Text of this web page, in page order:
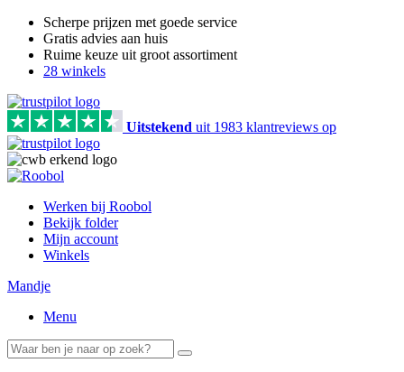
Scherpe prijzen met goede service
Gratis advies aan huis
Ruime keuze uit groot assortiment
28 winkels
Uitstekend uit 1983 klantreviews op
Werken bij Roobol
Bekijk folder
Mijn account
Winkels
Mandje
Menu